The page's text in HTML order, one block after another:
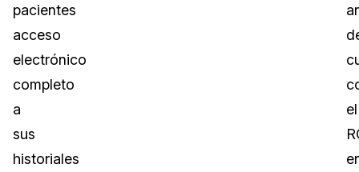
pacientes
acceso
electrónico
completo
a
sus
historiales
el